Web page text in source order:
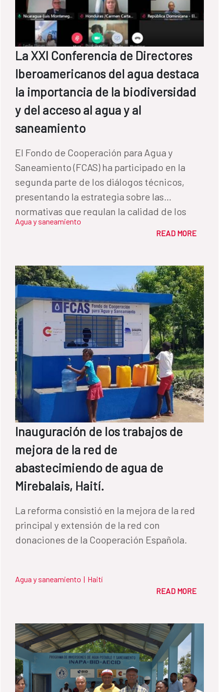
La XXI Conferencia de Directores
Iberoamericanos del agua destaca
la importancia de la biodiversidad
y del acceso al agua y al
saneamiento
El Fondo de Cooperación para Agua y
Saneamiento (FCAS) ha participado en la
segunda parte de los diálogos técnicos,
presentando la estrategia sobre las
normativas que regulan la calidad de los
vertidos de aguas residuales urbanas.
Agua y saneamiento
READ MORE
Inauguración de los trabajos de
mejora de la red de
abastecimiendo de agua de
Mirebalais, Haití.
La reforma consistió en la mejora de la red
principal y extensión de la red con
donaciones de la Cooperación Española.
Agua y saneamiento | Haití
READ MORE